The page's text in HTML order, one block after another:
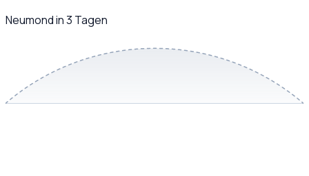
Neumond in 3 Tagen